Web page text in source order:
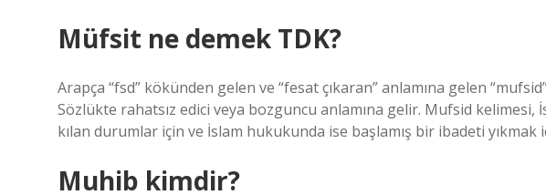
Müfsit ne demek TDK?
Arapça “fsd” kökünden gelen ve “fesat çıkaran” anlamına gelen
Sözlükte rahatsız edici veya bozguncu anlamına gelir. Mufsid kelimesi,
kılan durumlar için ve İslam hukukunda ise başlamış bir ibadeti
Muhib kimdir?